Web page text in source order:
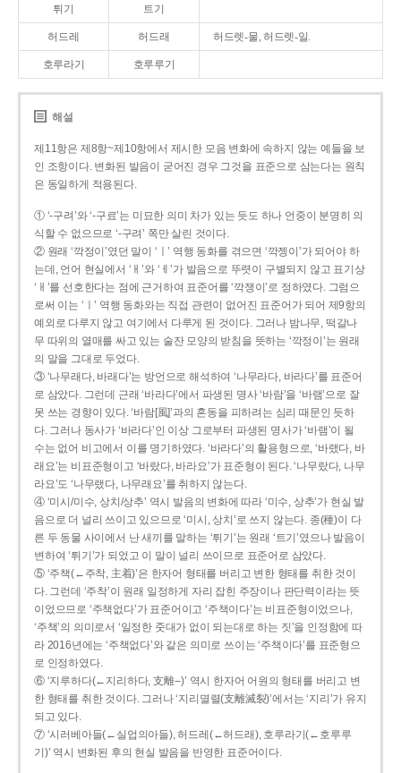
튀기 트기
허드레 허드래 허드렛-물, 허드렛-일.
호루라기 호루루기
해설
제11항은 제8항~제10항에서 제시한 모음 변화에 속하지 않는 예들을 보
인 조항이다. 변화된 발음이 굳어진 경우 그것을 표준으로 삼는다는 원칙
은 동일하게 적용된다.
① ‘-구려’와 ‘-구료’는 미묘한 의미 차가 있는 듯도 하나 언중이 분명히 의
식할 수 없으므로 ‘-구려’ 쪽만 살린 것이다.
② 원래 ‘깍정이’였던 말이 ‘ㅣ’ 역행 동화를 겪으면 ‘깍젱이’가 되어야 하
는데, 언어 현실에서 ‘ㅐ’와 ‘ㅔ’가 발음으로 뚜렷이 구별되지 않고 표기상
‘ㅐ’를 선호한다는 점에 근거하여 표준어를 ‘깍쟁이’로 정하였다. 그럼으
로써 이는 ‘ㅣ’ 역행 동화와는 직접 관련이 없어진 표준어가 되어 제9항의
예외로 다루지 않고 여기에서 다루게 된 것이다. 그러나 밤나무, 떡갈나
무 따위의 열매를 싸고 있는 술잔 모양의 받침을 뜻하는 ‘깍정이’는 원래
의 말을 그대로 두었다.
③ ‘나무래다, 바래다’는 방언으로 해석하여 ‘나무라다, 바라다’를 표준어
로 삼았다. 그런데 근래 ‘바라다’에서 파생된 명사 ‘바람’을 ‘바램’으로 잘
못 쓰는 경향이 있다. ‘바람[風]’과의 혼동을 피하려는 심리 때문인 듯하
다. 그러나 동사가 ‘바라다’인 이상 그로부터 파생된 명사가 ‘바램’이 될
수는 없어 비고에서 이를 명기하였다. ‘바라다’의 활용형으로, ‘바랬다, 바
래요’는 비표준형이고 ‘바랐다, 바라요’가 표준형이 된다. ‘나무랐다, 나무
라요’도 ‘나무랬다, 나무래요’를 취하지 않는다.
④ ‘미시/미수, 상치/상추’ 역시 발음의 변화에 따라 ‘미수, 상추’가 현실 발
음으로 더 널리 쓰이고 있으므로 ‘미시, 상치’로 쓰지 않는다. 종(種)이 다
른 두 동물 사이에서 난 새끼를 말하는 ‘튀기’는 원래 ‘트기’였으나 발음이
변하여 ‘튀기’가 되었고 이 말이 널리 쓰이므로 표준어로 삼았다.
⑤ ‘주책(←주착, 主着)’은 한자어 형태를 버리고 변한 형태를 취한 것이
다. 그런데 ‘주착’이 원래 일정하게 자리 잡힌 주장이나 판단력이라는 뜻
이었으므로 ‘주책없다’가 표준어이고 ‘주책이다’는 비표준형이었으나,
‘주책’의 의미로서 ‘일정한 줏대가 없이 되는대로 하는 짓’을 인정함에 따
라 2016년에는 ‘주책없다’와 같은 의미로 쓰이는 ‘주책이다’를 표준형으
로 인정하였다.
⑥ ‘지루하다(←지리하다, 支離--)’ 역시 한자어 어원의 형태를 버리고 변
한 형태를 취한 것이다. 그러나 ‘지리멸렬(支離滅裂)’에서는 ‘지리’가 유지
되고 있다.
⑦ ‘시러베아들(←실업의아들), 허드레(←허드래), 호루라기(←호루루
기)’ 역시 변화된 후의 현실 발음을 반영한 표준어이다.